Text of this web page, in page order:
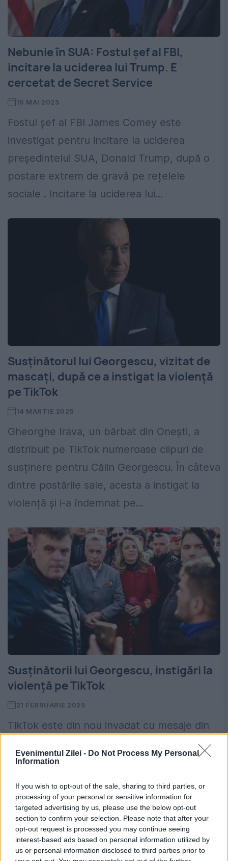
Evenimentul Zilei - Do Not Process My Personal
Information
If you wish to opt-out of the sale, sharing to third parties, or
processing of your personal or sensitive information for
targeted advertising by us, please use the below opt-out
section to confirm your selection. Please note that after your
opt-out request is processed you may continue seeing
interest-based ads based on personal information utilized by
us or personal information disclosed to third parties prior to
Nebunie în SUA: Fostul șef al FBI,
incitare la uciderea lui Trump. E
cercetat de Secret Service
16 MAI 2025
Fostul șef al FBI James Comey este
investigat pentru incitare la uciderea
președintelui SUA, Donald Trump, după o
postare extrem de gravă pe rețelele
sociale . Incitare la uciderea lui...
Susținătorul lui Georgescu, vizitat de
mascați, după ce a instigat la violență
pe TikTok
14 MARTIE 2025
Gheorghe Irava, un bărbat din Onești, a
distribuit pe TikTok numeroase clipuri de
susținere pentru Călin Georgescu. În câteva
dintre postările sale, acesta a instigat la
violență și i-a îndemnat pe...
Susținătorii lui Georgescu, instigări la
violență pe TikTok
21 FEBRUARIE 2025
TikTok este din nou invadat cu mesaje din
partea susținătorilor lui Călin Georgescu
care instigă la violență la protestul care va
postări amenințătoare din...